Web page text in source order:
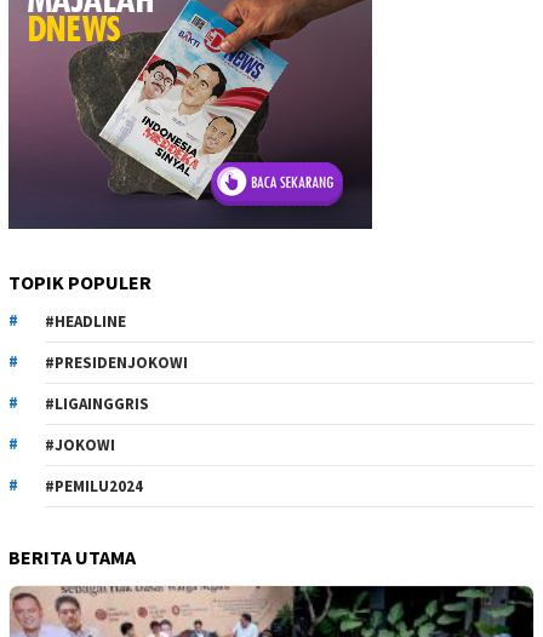
TOPIK POPULER
#HEADLINE
#PRESIDENJOKOWI
#LIGAINGGRIS
#JOKOWI
#PEMILU2024
BERITA UTAMA